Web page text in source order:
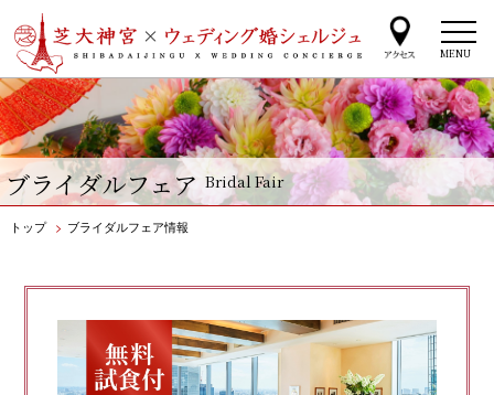
ブライダルフェア Bridal Fair
MENU
トップ > ブライダルフェア情報